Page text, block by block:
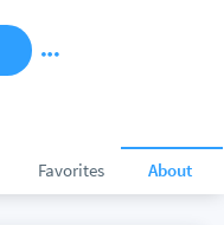
Favorites About